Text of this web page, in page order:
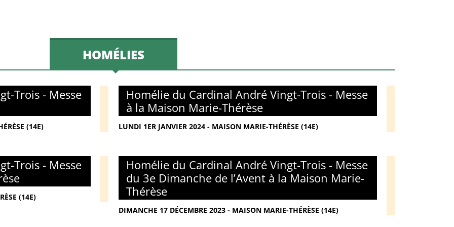
HOMÉLIES
Trois - Messe
(14E)
Homélie du Cardinal André Vingt-Trois - Messe
à la Maison Marie-Thérèse
LUNDI 1ER JANVIER 2024 - MAISON MARIE-THÉRÈSE (14E)
Trois - Messe
(14E)
Homélie du Cardinal André Vingt-Trois - Messe
du 3e Dimanche de l’Avent à la Maison Marie-
Thérèse
DIMANCHE 17 DÉCEMBRE 2023 - MAISON MARIE-THÉRÈSE (14E)